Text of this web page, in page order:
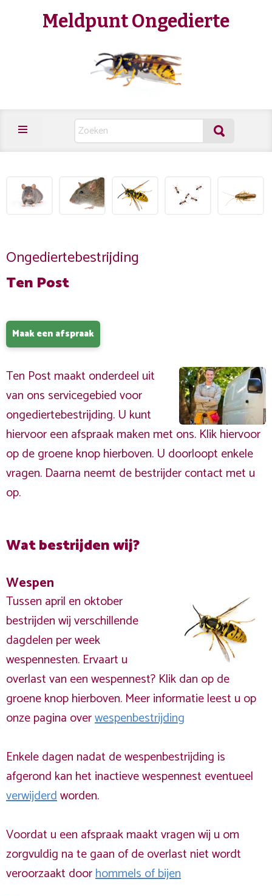
Meldpunt Ongedierte
Ongediertebestrijding
Ten Post
Maak een afspraak
Ten Post maakt onderdeel uit
van ons servicegebied voor
ongediertebestrijding. U kunt
hiervoor een afspraak maken met ons. Klik hiervoor
op de groene knop hierboven. U doorloopt enkele
vragen. Daarna neemt de bestrijder contact met u
op.
Wat bestrijden wij?
Wespen
Tussen april en oktober
bestrijden wij verschillende
dagdelen per week
wespennesten. Ervaart u
overlast van een wespennest? Klik dan op de
groene knop hierboven. Meer informatie leest u op
onze pagina overwespenbestrijding
Enkele dagen nadat de wespenbestrijding is
afgerond kan het inactieve wespennest eventueel
verwijderdworden.
Voordat u een afspraak maakt vragen wij u om
zorgvuldig na te gaan of de overlast niet wordt
veroorzaakt doorhommels of bijen